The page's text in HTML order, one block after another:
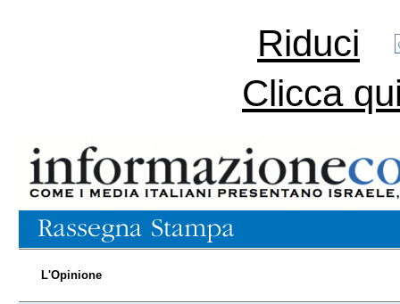
Riduci
Clicca
L'Opinione